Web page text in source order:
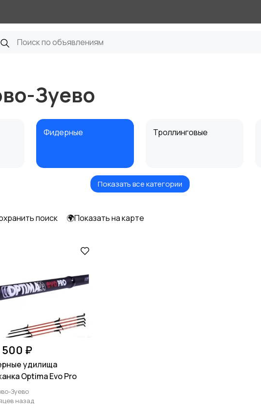
Зуево
Фидерные Троллинговые
Нахлыстовые
Показать все категории
поиск 🌍Показать на карте
500 ₽
удилища
Optima Evo Pro
Зуево
назад